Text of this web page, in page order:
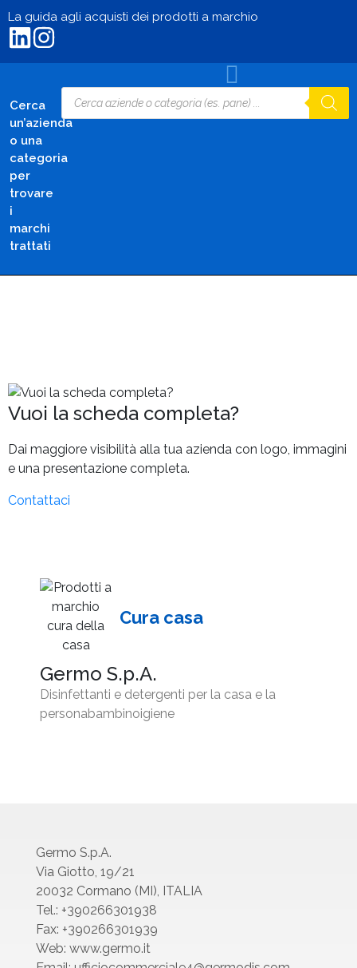
La guida agli acquisti dei prodotti a marchio
Cerca
un’azienda
o una
categoria
per
trovare
i
marchi
trattati
Vuoi la scheda completa?
Dai maggiore visibilità alla tua azienda con logo, immagini
e una presentazione completa.
Contattaci
Cura casa
Germo S.p.A.
Disinfettanti e detergenti per la casa e la
personabambinoigiene
Germo S.p.A.
Via Giotto, 19/21
20032 Cormano (MI), ITALIA
Tel.: +390266301938
Fax: +390266301939
Web: www.germo.it